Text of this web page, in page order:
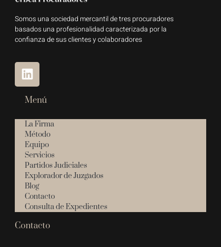
Somos una sociedad mercantil de tres procuradores
basados una profesionalidad caracterizada por la
confianza de sus clientes y colaboradores
Menú
La Firma
Método
Equipo
Servicios
Partidos Judiciales
Explorador de Juzgados
Blog
Contacto
Consulta de Expedientes
Contacto